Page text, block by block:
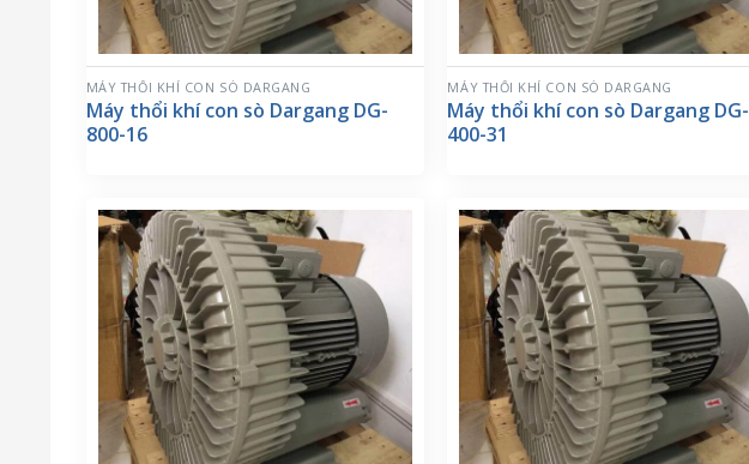
MÁY THỔI KHÍ CON SÒ DARGANG
Máy thổi khí con sò Dargang DG-
800-16
MÁY THỔI KHÍ CON SÒ DARGANG
Máy thổi khí con sò Dargang DG-
400-31